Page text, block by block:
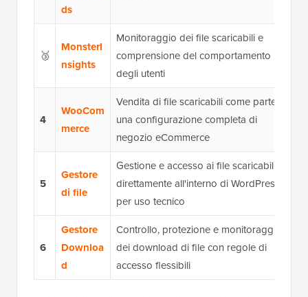
ds
🥉
MonsterI
nsights
Monitoraggio dei file scaricabili e
comprensione del comportamento
degli utenti
4
WooCom
merce
Vendita di file scaricabili come parte di
una configurazione completa di
negozio eCommerce
5
Gestore
di file
Gestione e accesso ai file scaricabili
direttamente all'interno di WordPress
per uso tecnico
6
Gestore
Downloa
d
Controllo, protezione e monitoraggio
dei download di file con regole di
accesso flessibili